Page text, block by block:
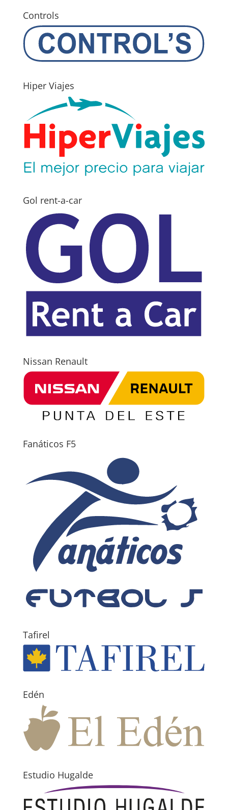
Controls
Hiper Viajes
Gol rent-a-car
Nissan Renault
Fanáticos F5
Tafirel
Edén
Estudio Hugalde